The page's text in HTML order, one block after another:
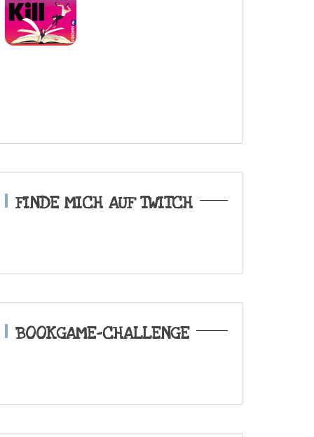
FINDE MICH AUF TWITCH
BOOKGAME-CHALLENGE